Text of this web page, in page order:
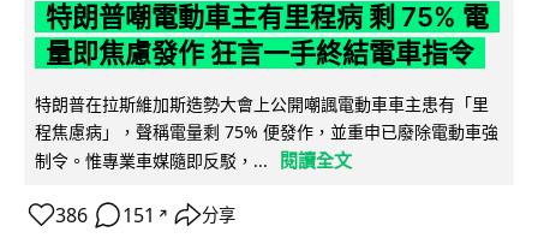
特朗普嘲電動車主有里程病 剩 75% 電
量即焦慮發作 狂言一手終結電車指令
特朗普在拉斯維加斯造勢大會上公開嘲諷電動車車主患有「里
程焦慮病」，聲稱電量剩 75% 便發作，並重申已廢除電動車強
制令。惟專業車媒隨即反駁，...
閱讀全文
386 151 ↗ 分享